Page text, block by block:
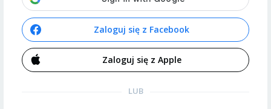
Zaloguj się z Facebook
Zaloguj się z Apple
LUB